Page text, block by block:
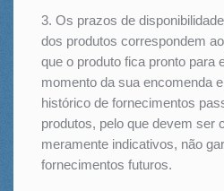
3. Os prazos de
dos produtos correspondem
que o produto fica pronto para
momento da sua encomenda
histórico de fornecimentos
produtos, pelo que devem ser
meramente indicativos, não
fornecimentos futuros.